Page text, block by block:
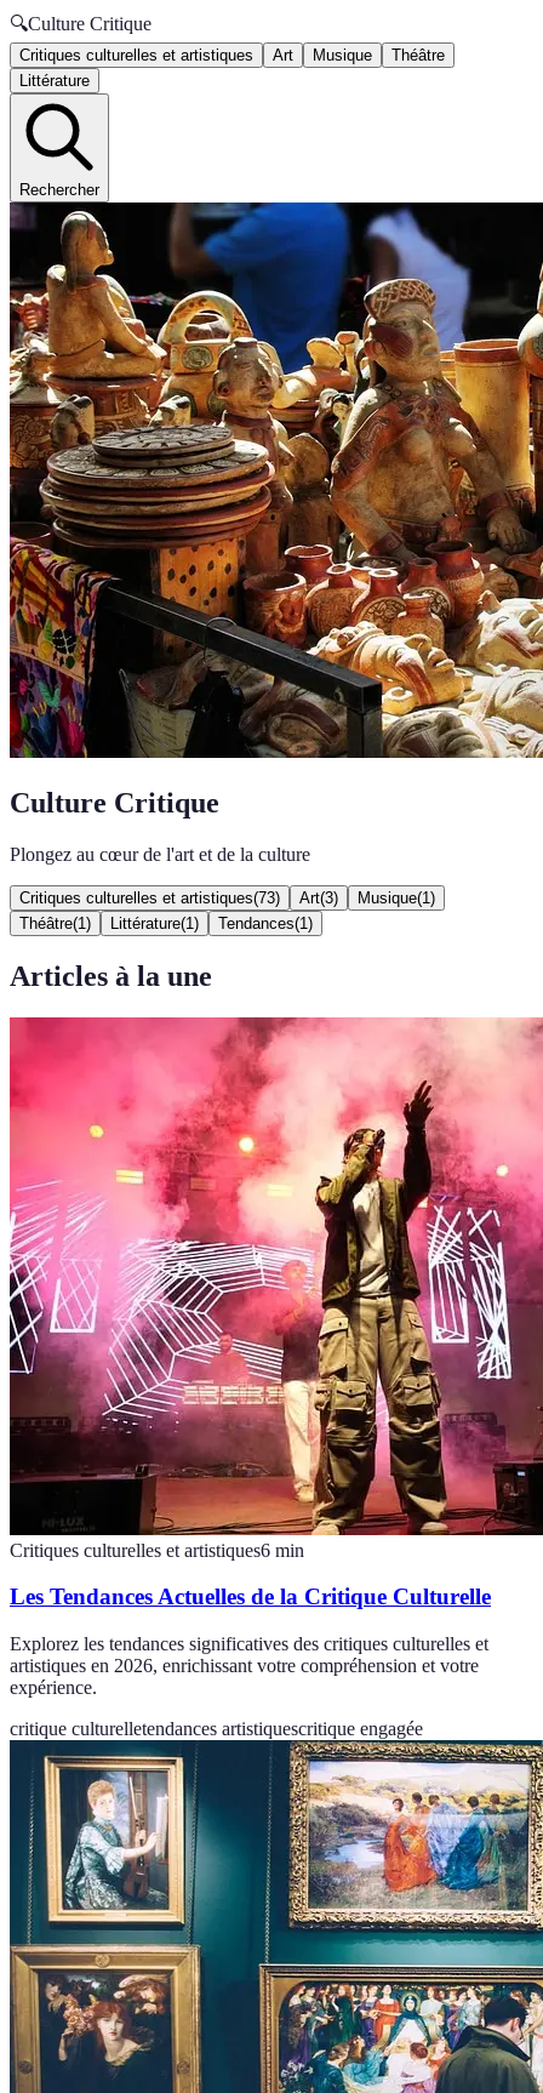
🔍Culture Critique
Critiques culturelles et artistiques Art Musique
Théâtre
Littérature
Rechercher
Culture Critique
Plongez au cœur de l'art et de la culture
Critiques culturelles et artistiques(73) Art(3) Musique(1 )
Théâtre(1 ) Littérature(1 ) Tendances(1 )
Articles à la une
Critiques culturelles et artistiques6 min
Les Tendances Actuelles de la Critique Culturelle
Explorez les tendances significatives des critiques culturelles et
artistiques en 2026, enrichissant votre compréhension et votre
expérience.
critique culturelletendances artistiquescritique engagée